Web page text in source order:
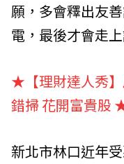
願，多會釋出友
電，最後才會走
★【理財達人秀】
錯掃 花開富貴股
新北市林口近年